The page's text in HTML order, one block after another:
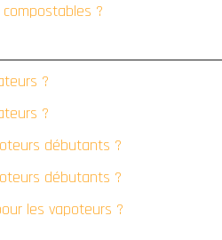
?
?
?
débutants ?
débutants ?
les vapoteurs ?